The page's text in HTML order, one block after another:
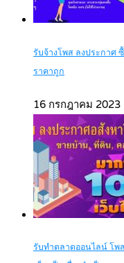
รับจ้างโพส ลงประกาศ
ราคาถูก
16 กรกฎาคม 2023
รับทำตลาดออนไลน์ โพ